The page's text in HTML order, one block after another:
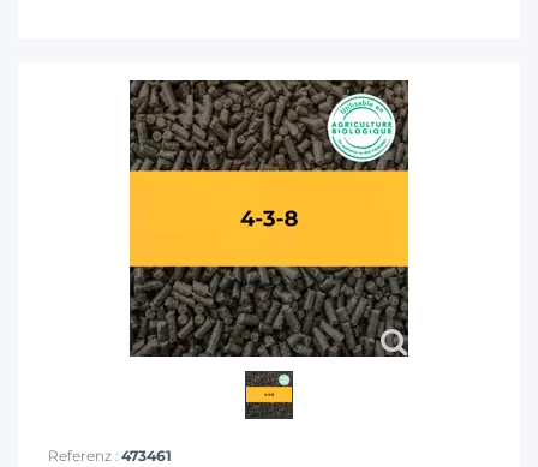
Referenz : 473461